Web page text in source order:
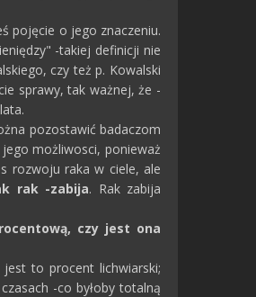
pojęcie o jego znaczeniu.
-takiej definicji nie
czy też p. Kowalski
sprawy, tak ważnej, że -
pozostawić badaczom
możliwosci, ponieważ
rozwoju raka w ciele, ale
rak -zabija. Rak zabija
czy jest ona
to procent lichwiarski;
-co byłoby totalną